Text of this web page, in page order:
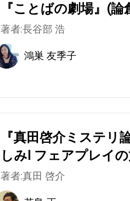
『ことばの劇場』(論
著者:長谷部 浩
鴻巣 友季子
『真田啓介ミステリ
しみI フェアプレイ
著者:真田 啓介